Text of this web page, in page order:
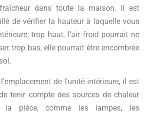
dans toute la maison. Il est
de vérifier la hauteur à laquelle vous
trop haut, l’air froid pourrait ne
trop bas, elle pourrait être encombrée
de l’unité intérieure, il est
tenir compte des sources de chaleur
la pièce, comme les lampes, les